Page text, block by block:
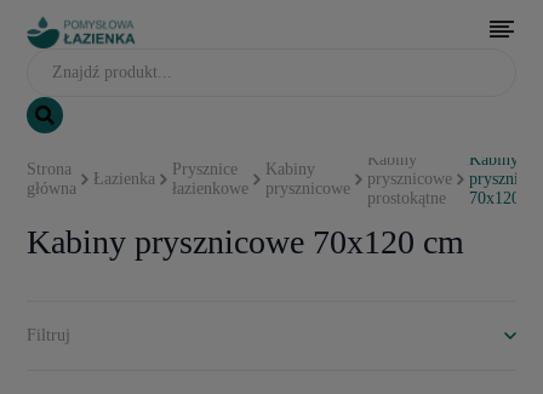
Strona
główna
Łazienka
Prysznice
łazienkowe
Kabiny
prysznicowe
Kabiny
prysznicowe
prostokątne
Kabiny
70x120
Kabiny prysznicowe 70x120 cm
Filtruj